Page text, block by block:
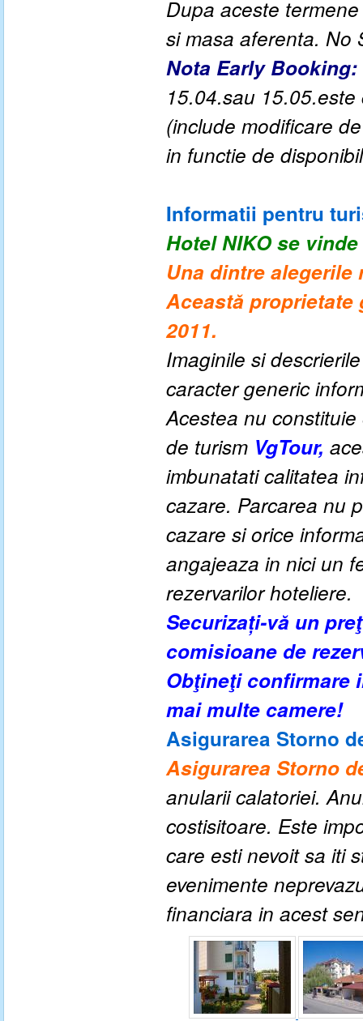
Dupa aceste
si masa aferenta. No
Nota Early Booking:
15.04.sau
(include modificare
in functie de
Informatii pentru
Hotel NIKO se
Una dintre alegerile
Această proprietate
2011.
Imaginile si
caracter generic
Acestea nu
de turism VgTour,
imbunatati calitatea
cazare. Parcarea nu
cazare si orice
angajeaza in nici un
rezervarilor hoteliere.
Securizați-vă un
comisioane de
Obţineţi confirmare
mai multe camere!
Asigurarea Storno
Asigurarea Storno
anularii calatoriei.
costisitoare. Este
care esti nevoit sa iti
evenimente
financiara in acest